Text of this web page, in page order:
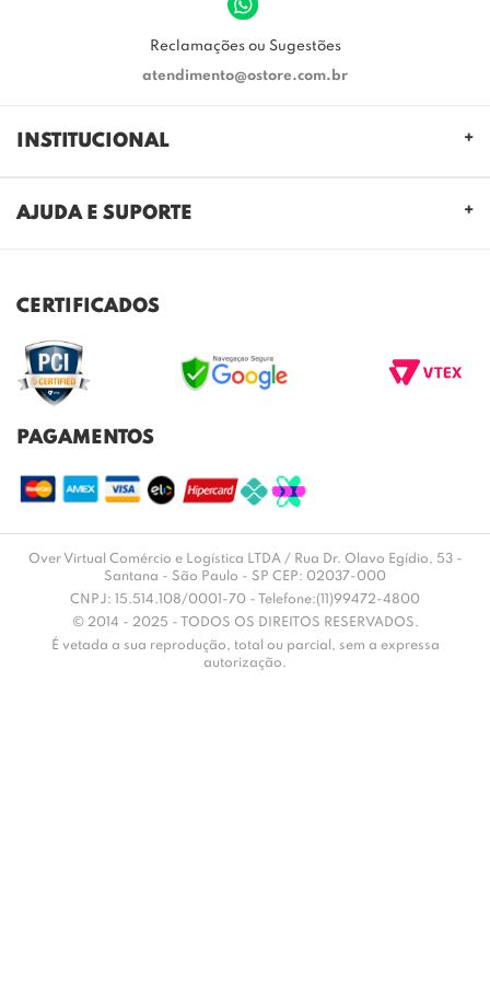
Reclamações ou Sugestões
atendimento@ostore.com.br
INSTITUCIONAL
REGULAMENTO CASHBACK
AJUDA E SUPORTE
TROCAS E DEVOLUÇÕES
ENVIO E ENTREGA
DÚVIDAS FREQUENTES
CERTIFICADOS
PAGAMENTOS
Over Virtual Comércio e Logística LTDA / Rua Dr. Olavo Egídio, 53 -
Santana - São Paulo - SP CEP: 02037-000
CNPJ: 15.514.108/0001-70 - Telefone:(11)99472-4800
© 2014 - 2025 - TODOS OS DIREITOS RESERVADOS.
É vetada a sua reprodução, total ou parcial, sem a expressa
autorização.